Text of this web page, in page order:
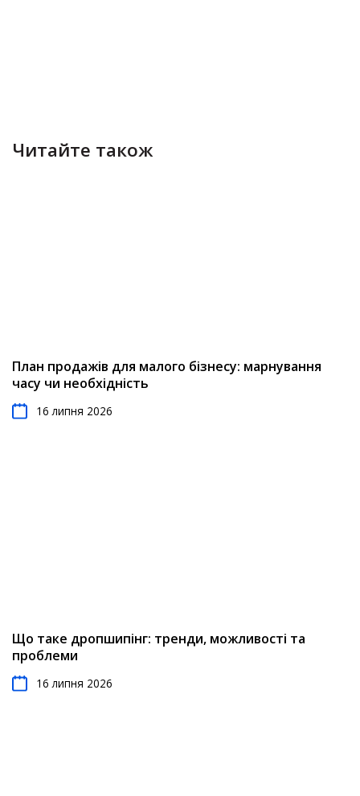
Читайте також
План продажів для малого бізнесу: марнування
часу чи необхідність
16 липня 2026
Що таке дропшипінг: тренди, можливості та
проблеми
16 липня 2026